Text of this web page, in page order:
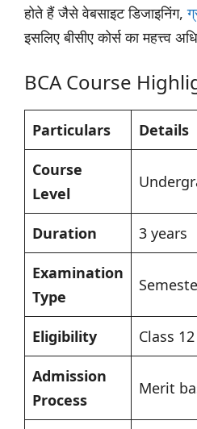
होते हैं जैसे वेबसाइट डिजाइनिंग,
इसलिए बीसीए कोर्स का महत्त्व
BCA Course
Particulars Details
Course
Level
Duration 3 years
Examination
Type
Eligibility Class
Admission
Process
Merit